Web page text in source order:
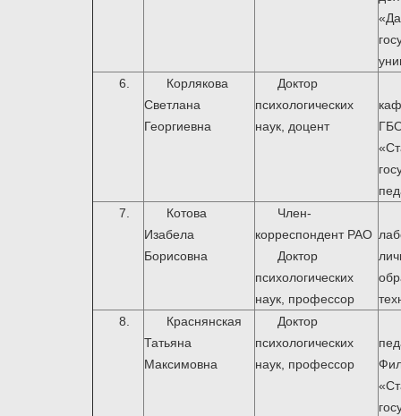
6.
Корлякова
Светлана
Георгиевна
Доктор
психологических
наук, доцент
7.
Котова
Изабела
Борисовна
Член-
корреспондент РАО
Доктор
психологических
наук, профессор
8.
Краснянская
Татьяна
Максимовна
Доктор
психологических
наук, профессор